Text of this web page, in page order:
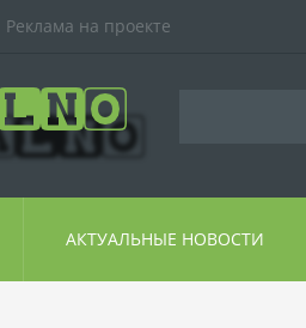
Реклама на проекте
АКТУАЛЬНЫЕ НОВОСТИ